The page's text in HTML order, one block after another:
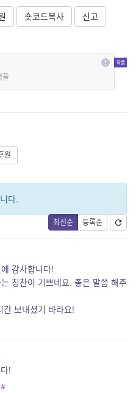
숏코드복사 신고
풀
원
다.
최신순 등록순
감사합니다!
칭찬이 기쁘네요. 좋은 말씀 해주
간 보내셨기 바라요!
!
#